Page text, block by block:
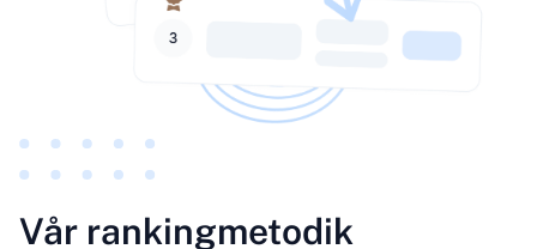
Vår rankingmetodik